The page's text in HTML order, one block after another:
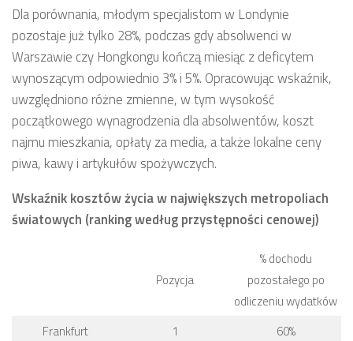
Dla porównania, młodym specjalistom w Londynie
pozostaje już tylko 28%, podczas gdy absolwenci w
Warszawie czy Hongkongu kończą miesiąc z deficytem
wynoszącym odpowiednio 3% i 5%. Opracowując wskaźnik,
uwzględniono różne zmienne, w tym wysokość
początkowego wynagrodzenia dla absolwentów, koszt
najmu mieszkania, opłaty za media, a także lokalne ceny
piwa, kawy i artykułów spożywczych.
Wskaźnik kosztów życia w największych metropoliach
światowych (ranking według przystępności cenowej)
Pozycja
% dochodu
pozostałego po
odliczeniu wydatków
Frankfurt
1
60%